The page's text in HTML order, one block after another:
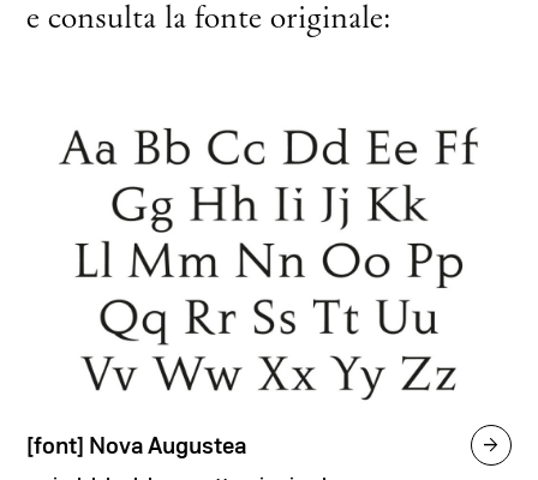
e consulta la fonte originale:
[font] Nova Augustea 